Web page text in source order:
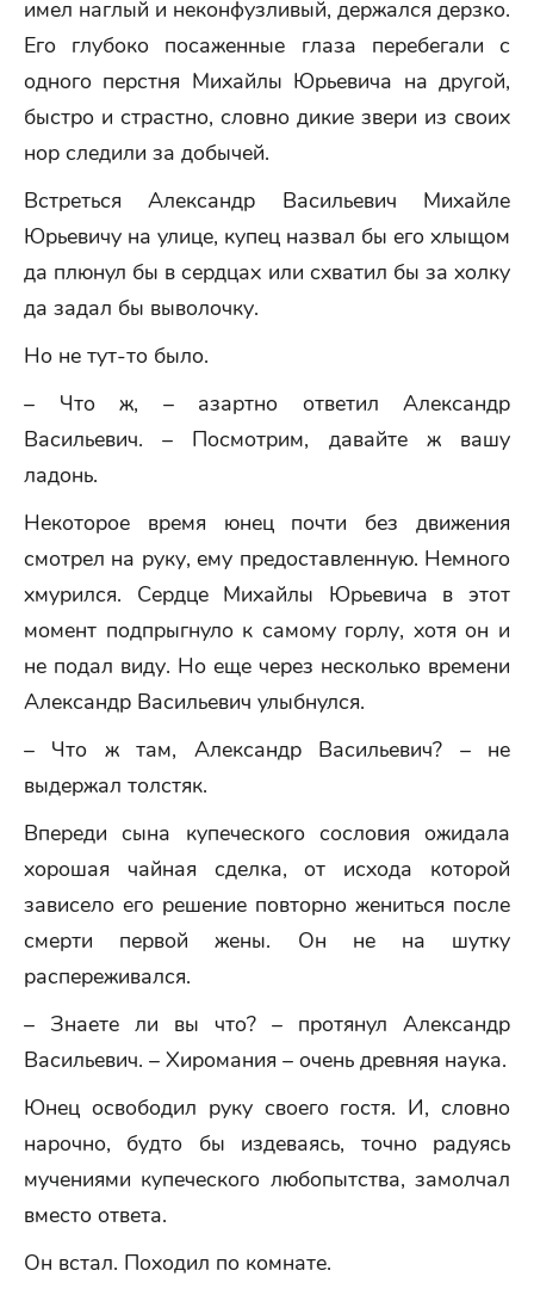
имел наглый и неконфузливый, держался дерзко.
Его глубоко посаженные глаза перебегали с
одного перстня Михайлы Юрьевича на другой,
быстро и страстно, словно дикие звери из своих
нор следили за добычей.
Встреться Александр Васильевич Михайле
Юрьевичу на улице, купец назвал бы его хлыщом
да плюнул бы в сердцах или схватил бы за холку
да задал бы выволочку.
Но не тут-то было.
– Что ж, – азартно ответил Александр
Васильевич. – Посмотрим, давайте ж вашу
ладонь.
Некоторое время юнец почти без движения
смотрел на руку, ему предоставленную. Немного
хмурился. Сердце Михайлы Юрьевича в этот
момент подпрыгнуло к самому горлу, хотя он и
не подал виду. Но еще через несколько времени
Александр Васильевич улыбнулся.
– Что ж там, Александр Васильевич? – не
выдержал толстяк.
Впереди сына купеческого сословия ожидала
хорошая чайная сделка, от исхода которой
зависело его решение повторно жениться после
смерти первой жены. Он не на шутку
распереживался.
– Знаете ли вы что? – протянул Александр
Васильевич. – Хиромания – очень древняя наука.
Юнец освободил руку своего гостя. И, словно
нарочно, будто бы издеваясь, точно радуясь
мучениями купеческого любопытства, замолчал
вместо ответа.
Он встал. Походил по комнате.